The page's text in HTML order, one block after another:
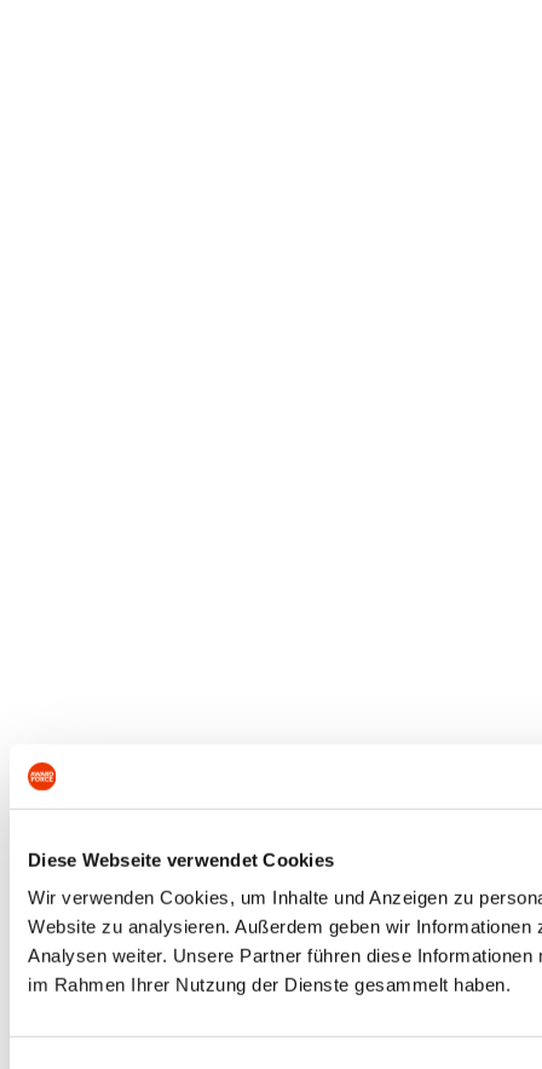
Diese Webseite verwendet Cookies
Wir verwenden Cookies, um Inhalte und Anzeigen zu
Website zu analysieren. Außerdem geben wir
Analysen weiter. Unsere Partner führen diese
im Rahmen Ihrer Nutzung der Dienste gesammelt haben.